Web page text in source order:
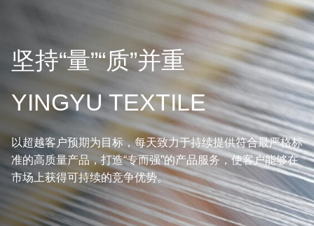
坚持“量”“质”并重
YINGYU TEXTILE
以超越客户预期为目标，每天致力于持续提供符合最严格标
准的高质量产品，打造“专而强”的产品服务，使客户能够在
市场上获得可持续的竞争优势。